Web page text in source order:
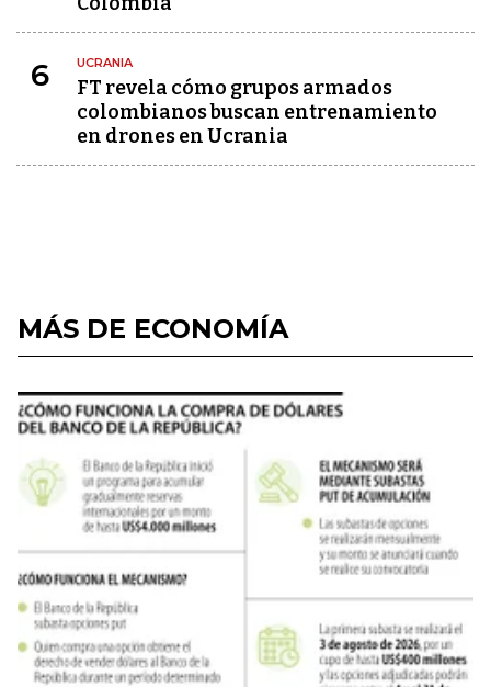
6 UCRANIA
FT revela cómo grupos armados
colombianos buscan entrenamiento
en drones en Ucrania
MÁS DE ECONOMÍA